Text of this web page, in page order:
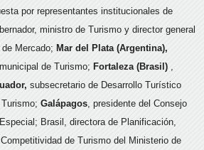
por representantes institucionales de
ministro de Turismo y director general
Mercado; Mar del Plata (Argentina),
de Turismo; Fortaleza (Brasil) ,
subsecretario de Desarrollo Turístico
Galápagos, presidente del Consejo
Brasil, directora de Planificación,
de Turismo del Ministerio de